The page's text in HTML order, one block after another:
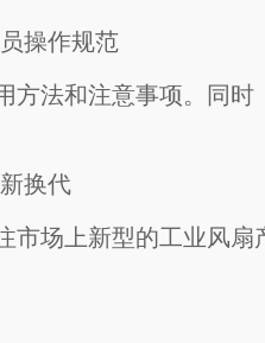
操作规范
法和注意事项。同时
换代
场上新型的工业风